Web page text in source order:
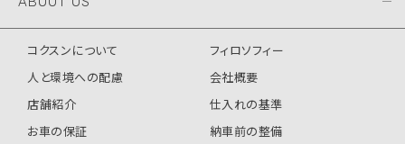
コクスンについて
フィロソフィー
人と環境への配慮
会社概要
店舗紹介
仕入れの基準
お車の保証
納車前の整備